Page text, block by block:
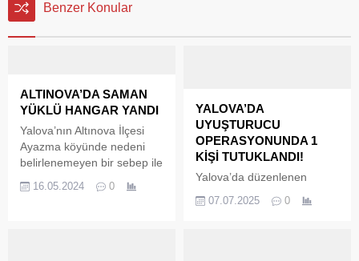
Benzer Konular
ALTINOVA’DA SAMAN
YÜKLÜ HANGAR YANDI
Yalova’nın Altınova İlçesi
Ayazma köyünde nedeni
belirlenemeyen bir sebep ile
yangın çıktı. Olay saat
16.05.2024 0
YALOVA’DA
UYUŞTURUCU
OPERASYONUNDA 1
KİŞİ TUTUKLANDI!
Yalova’da düzenlenen
motosikletli şüpheli
07.07.2025 0